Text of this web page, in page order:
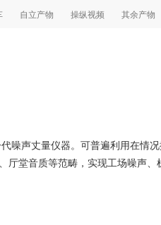
自立产物 操纵视频 其余产物
声丈量仪器。可普遍利用在情况
厅堂音质等范畴，实现工场噪声、